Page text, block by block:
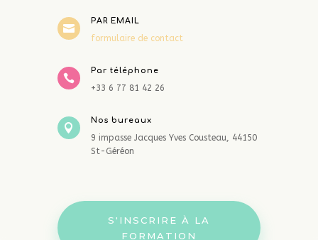

PAR EMAIL
formulaire de contact

Par téléphone
+33 6 77 81 42 26

Nos bureaux
9 impasse Jacques Yves Cousteau, 44150
St-Géréon
S'INSCRIRE À LA
FORMATION